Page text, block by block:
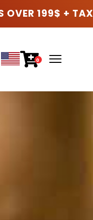
OVER 199$ + TAX
0